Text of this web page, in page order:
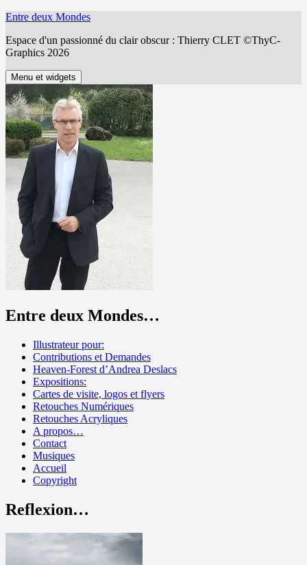
Aller
contenu
Entre deux Mondes
Espace d'un passionné du clair obscur : Thierry CLET ©ThyC-
Graphics 2026
Menu et widgets
Entre deux Mondes…
Illustrateur pour:
Contributions et Demandes
Heaven-Forest d’Andrea Deslacs
Expositions:
Cartes de visite, logos et flyers
Retouches Numériques
Retouches Acryliques
A propos…
Contact
Musiques
Accueil
Copyright
Reflexion…